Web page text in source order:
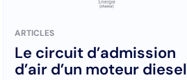
ARTICLES
Le circuit d’admission
d’air d’un moteur diesel